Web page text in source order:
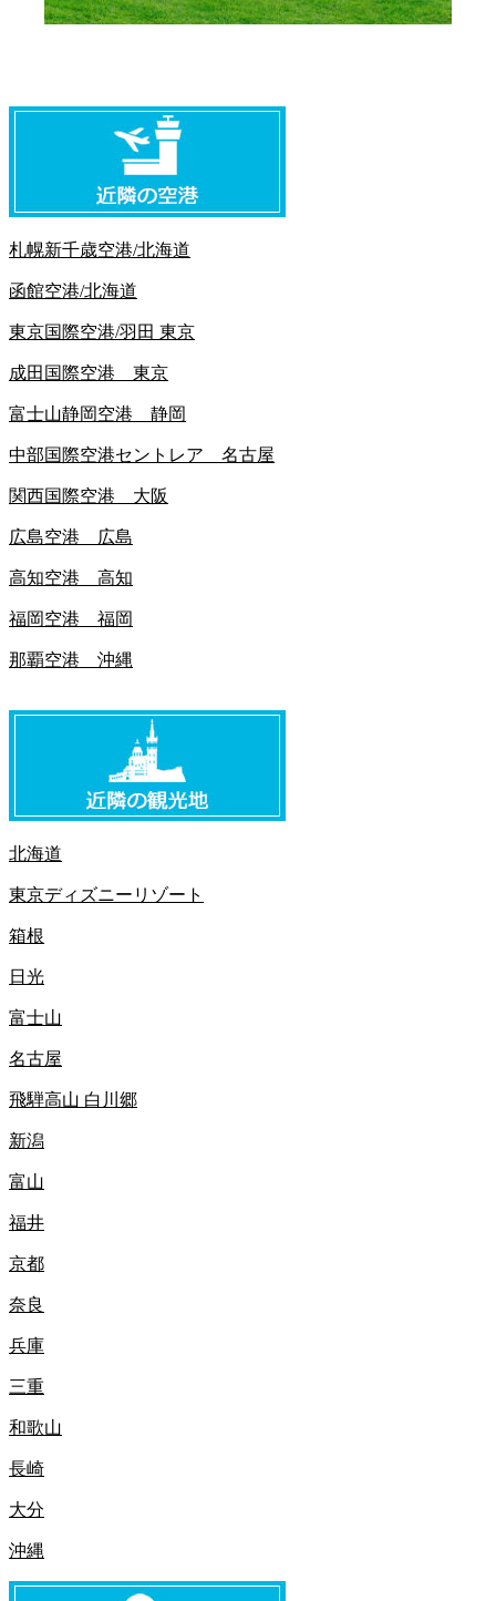
札幌新千歳空港/北海道
函館空港/北海道
東京国際空港/羽田 東京
成田国際空港 東京
富士山静岡空港 静岡
中部国際空港セントレア 名古屋
関西国際空港 大阪
広島空港 広島
高知空港 高知
福岡空港 福岡
那覇空港 沖縄
北海道
東京ディズニーリゾート
箱根
日光
富士山
名古屋
飛騨高山 白川郷
新潟
富山
福井
京都
奈良
兵庫
三重
和歌山
長崎
大分
沖縄